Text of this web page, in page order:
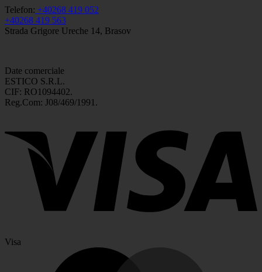
Telefon: +40268 419 052
+40268 419 563
Strada Grigore Ureche 14, Brasov
Date comerciale
ESTICO S.R.L.
CIF: RO1094402.
Reg.Com: J08/469/1991.
Visa